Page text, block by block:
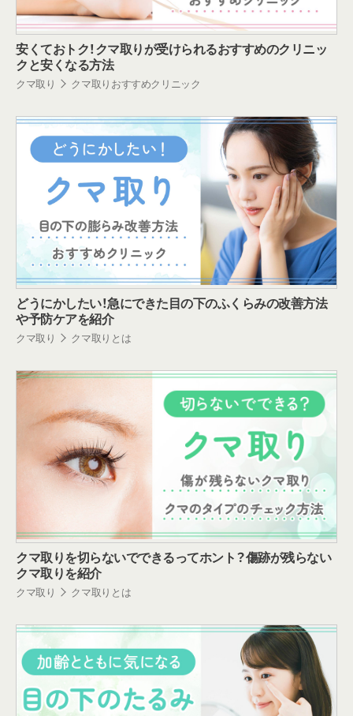
安くておトク！クマ取りが受けられるおすすめのクリニッ
クと安くなる方法
クマ取り クマ取りおすすめクリニック
どうにかしたい！急にできた目の下のふくらみの改善方法
や予防ケアを紹介
クマ取り クマ取りとは
クマ取りを切らないでできるってホント？傷跡が残らない
クマ取りを紹介
クマ取り クマ取りとは